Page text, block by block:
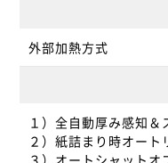
外部加熱方式
１）全自動厚み感知
２）紙詰まり時オート
３）オートシャットオ